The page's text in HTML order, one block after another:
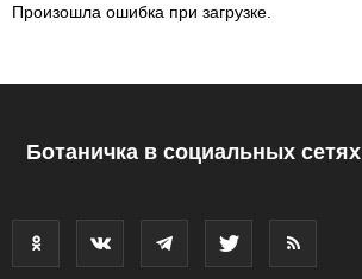
Произошла ошибка при загрузке.
Ботаничка в социальных сетях